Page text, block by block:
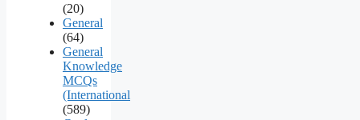
(20)
General
(64)
General
Knowledge
MCQs
(International
(589)